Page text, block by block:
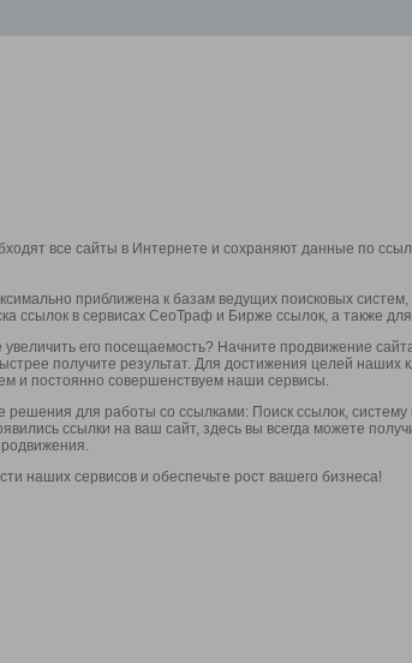
все сайты в Интернете и сохраняют данные по
приближена к базам ведущих поисковых
ссылок в сервисах СеоТраф и Бирже ссылок, а также
увеличить его посещаемость? Начните продвижение
получите результат. Для достижения целей наших
и постоянно совершенствуем наши сервисы.
решения для работы со ссылками: Поиск ссылок,
ссылки на ваш сайт, здесь вы всегда можете
наших сервисов и обеспечьте рост вашего бизнеса!